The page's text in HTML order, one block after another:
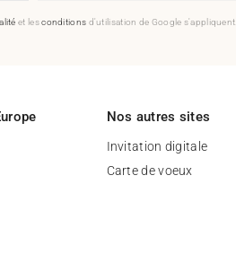
et lesconditions d'utilisation de Google s'appliquent.
Nos autres sites
Invitation digitale
Carte de voeux